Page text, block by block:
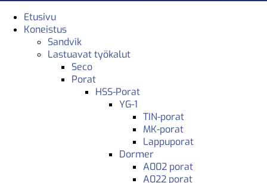
Etusivu
Koneistus
Sandvik
Lastuavat työkalut
Seco
Porat
HSS-Porat
YG-1
TIN-porat
MK-porat
Lappuporat
Dormer
A002 porat
A022 porat